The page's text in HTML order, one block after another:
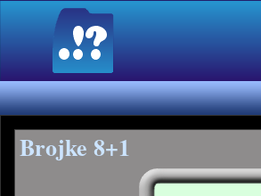
Brojke 8+1